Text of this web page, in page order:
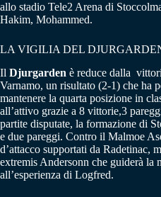
allo stadio Tele2 Arena di
Hakim, Mohammed.
LA VIGILIA DEL
Il Djurgarden è reduce dalla
Varnamo, un risultato (2-1) che ha
mantenere la quarta posizione in
all’attivo grazie a 8 vittorie,3
partite disputate, la formazione di
e due pareggi. Contro il Malmoe
d’attacco supportati da Radetinac,
extremis Andersonn che guiderà la
all’esperienza di Logfred.